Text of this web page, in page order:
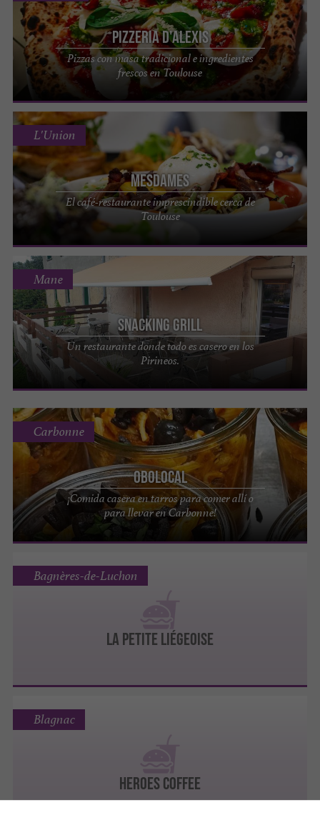
Pizzeria d'Alexis
Pizzas con masa tradicional e ingredientes
frescos en Toulouse
Mesdames
El café-restaurante imprescindible cerca de
Toulouse
L'Union
Snacking Grill
Un restaurante donde todo es casero en los
Pirineos.
Mane
Obolocal
¡Comida casera en tarros para comer allí o
para llevar en Carbonne!
Carbonne
La Petite Liégeoise
Bagnères-de-Luchon
Heroes Coffee
Blagnac